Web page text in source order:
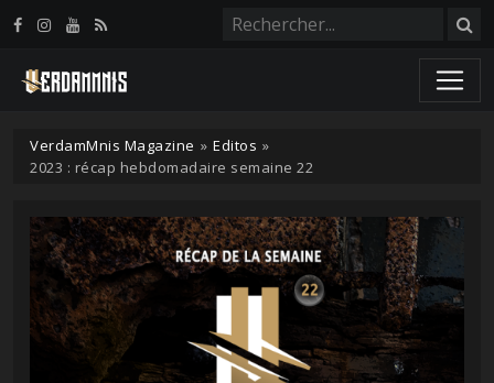
VerdamMnis Magazine » Editos »
2023 : récap hebdomadaire semaine 22
Panneau de gestion des cookies